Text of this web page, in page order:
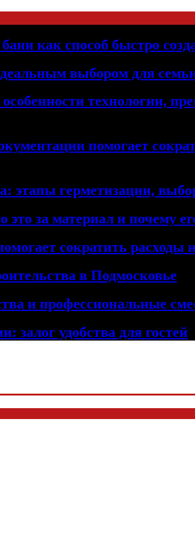
как способ быстро
выбором для
технологии,
помогает
герметизации,
за материал и почему
сократить расходы
в Подмосковье
и профессиональные
залог удобства для гостей